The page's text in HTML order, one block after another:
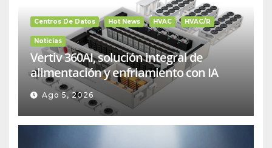
Centros De Datos Hot News HVAC HVAC/R
Noticias
Vertiv 360AI, solución integral de
alimentación y enfriamiento con IA
Ago 5, 2026